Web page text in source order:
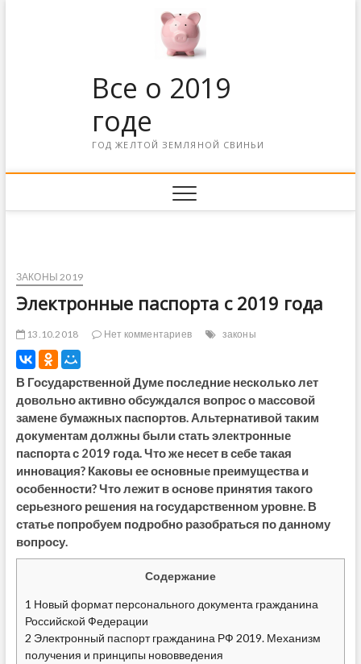
Все о 2019
годе
ГОД ЖЕЛТОЙ ЗЕМЛЯНОЙ СВИНЬИ
ЗАКОНЫ 2019
Электронные паспорта с 2019 года
13.10.2018 Нет комментариев законы
В Государственной Думе последние несколько лет
довольно активно обсуждался вопрос о массовой
замене бумажных паспортов. Альтернативой таким
документам должны были стать электронные
паспорта с 2019 года. Что же несет в себе такая
инновация? Каковы ее основные преимущества и
особенности? Что лежит в основе принятия такого
серьезного решения на государственном уровне. В
статье попробуем подробно разобраться по данному
вопросу.
Содержание
1 Новый формат персонального документа гражданина
Российской Федерации
2 Электронный паспорт гражданина РФ 2019. Механизм
получения и принципы нововведения